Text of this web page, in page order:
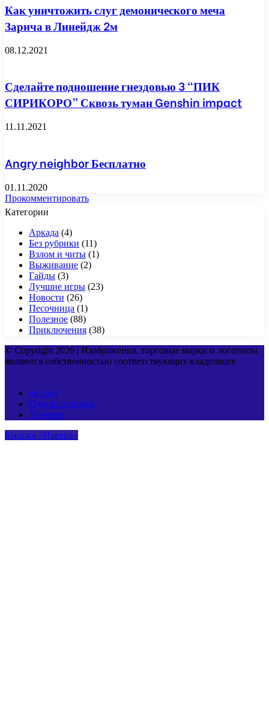
Как уничтожить слуг демонического меча
Зарича в Линейдж 2м
08.12.2021
Сделайте подношение гнездовью 3 “ПИК
СИРИКОРО” Сквозь туман Genshin impact
11.11.2021
Angry neighbor Бесплатно
01.11.2020
Прокомментировать
Категории
Аркада (4)
Без рубрики (11)
Взлом и читы (1)
Выживание (2)
Гайды (3)
Лучшие игры (23)
Новости (26)
Песочница (1)
Полезное (88)
Приключения (38)
© Copyright 2026 | Изображения, торговые марки и логотипы
являются собственностью соответствующих владельцев
vk.com
Одноклассники
Telegram
Кнопка «Наверх»